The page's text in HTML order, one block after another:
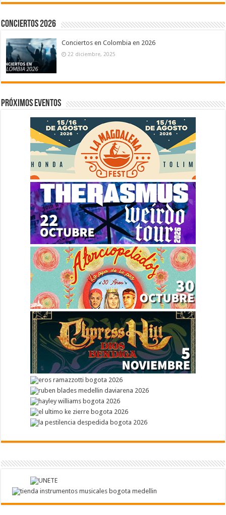
Conciertos 2026
Conciertos en Colombia en 2026
22 diciembre, 2025
Próximos eventos